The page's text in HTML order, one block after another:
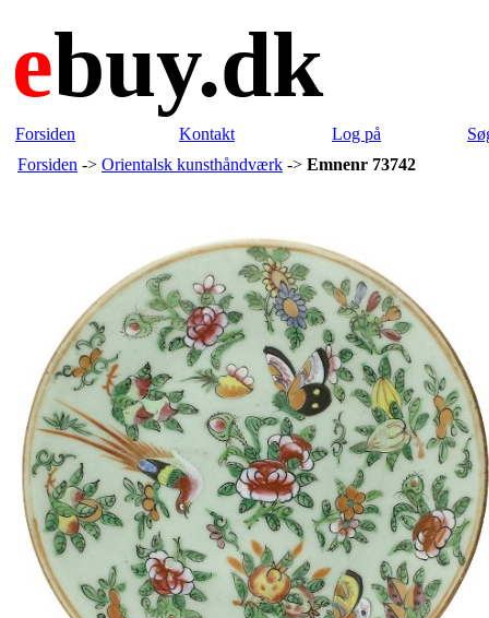
ebuy.dk
Forsiden Kontakt Log på
Forsiden -> Orientalsk kunsthåndværk -> Emnenr 73742